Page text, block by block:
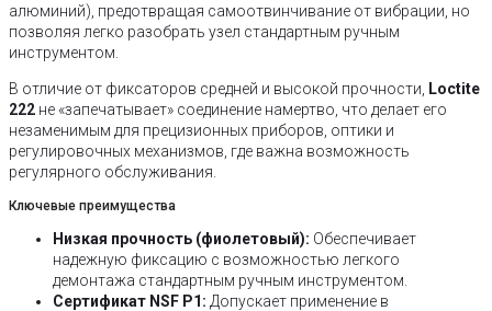
алюминий), предотвращая самоотвинчивание от вибрации, но
позволяя легко разобрать узел стандартным ручным
инструментом.
В отличие от фиксаторов средней и высокой прочности,
Loctite
222 не «запечатывает» соединение намертво, что делает его
незаменимым для прецизионных приборов, оптики и
регулировочных механизмов, где важна возможность
регулярного обслуживания.
Ключевые преимущества
Низкая прочность (фиолетовый): Обеспечивает
надежную фиксацию с возможностью легкого
демонтажа стандартным ручным инструментом.
Сертификат NSF P1: Допускает применение в